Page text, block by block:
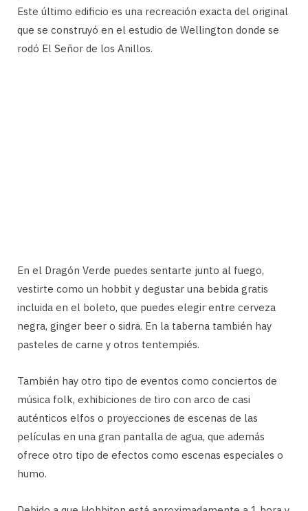
Este último edificio es una recreación exacta del original
que se construyó en el estudio de Wellington donde se
rodó El Señor de los Anillos.
En el Dragón Verde puedes sentarte junto al fuego,
vestirte como un hobbit y degustar una bebida gratis
incluida en el boleto, que puedes elegir entre cerveza
negra, ginger beer o sidra. En la taberna también hay
pasteles de carne y otros tentempiés.
También hay otro tipo de eventos como conciertos de
música folk, exhibiciones de tiro con arco de casi
auténticos elfos o proyecciones de escenas de las
películas en una gran pantalla de agua, que además
ofrece otro tipo de efectos como escenas especiales o
humo.